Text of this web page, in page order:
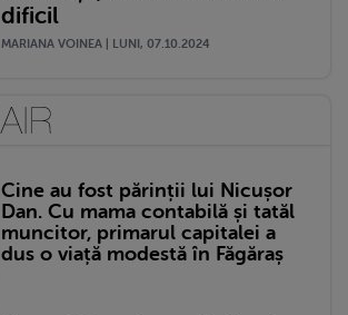
dificil
MARIANA VOINEA | LUNI, 07.10.2024
Cine au fost părinții lui Nicușor
Dan. Cu mama contabilă și tatăl
muncitor, primarul capitalei a
dus o viață modestă în Făgăraș